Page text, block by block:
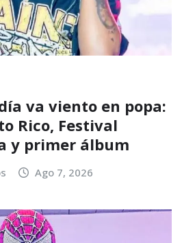
va viento en popa:
Rico, Festival
y primer álbum
Ago 7, 2026